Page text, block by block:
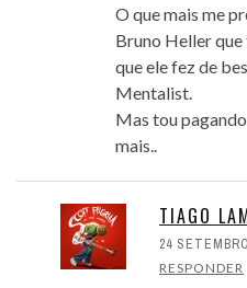
O que mais me
Bruno Heller
que ele fez de
Mentalist.
Mas tou
mais..
TIAGO
24
RESPONDER